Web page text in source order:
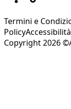
Termini e
PolicyAccessibilità
Copyright 2026